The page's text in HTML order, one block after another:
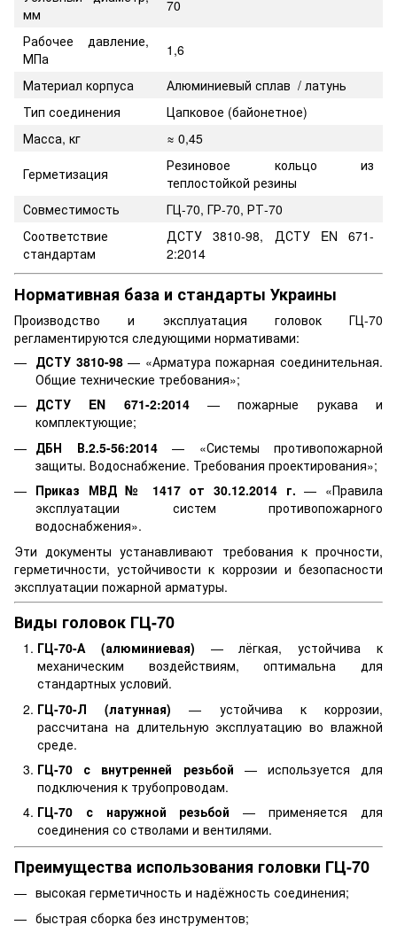
мм
70
Рабочее давление,
МПа
1,6
Материал корпуса
Алюминиевый сплав / латунь
Тип соединения
Цапковое (байонетное)
Масса, кг
≈ 0,45
Герметизация
Резиновое кольцо из
теплостойкой резины
Совместимость
ГЦ-70, ГР-70, РТ-70
Соответствие
стандартам
ДСТУ 3810-98, ДСТУ EN 671-
2:2014
Нормативная база и стандарты Украины
Производство и эксплуатация головок ГЦ-70
регламентируются следующими нормативами:
ДСТУ 3810-98— «Арматура пожарная соединительная.
Общие технические требования»;
ДСТУ EN 671-2:2014— пожарные рукава и
комплектующие;
ДБН В.2.5-56:2014— «Системы противопожарной
защиты. Водоснабжение. Требования проектирования»;
Приказ МВД № 1417 от 30.12.2014 г. — «Правила
эксплуатации систем противопожарного
водоснабжения».
Эти документы устанавливают требования к прочности,
герметичности, устойчивости к коррозии и безопасности
эксплуатации пожарной арматуры.
Виды головок ГЦ-70
ГЦ-70-А (алюминиевая) — лёгкая, устойчива к
механическим воздействиям, оптимальна для
стандартных условий.
ГЦ-70-Л (латунная) — устойчива к коррозии,
рассчитана на длительную эксплуатацию во влажной
среде.
ГЦ-70 с внутренней резьбой — используется для
подключения к трубопроводам.
ГЦ-70 с наружной резьбой — применяется для
соединения со стволами и вентилями.
Преимущества использования головки ГЦ-70
высокая герметичность и надёжность соединения;
быстрая сборка без инструментов;